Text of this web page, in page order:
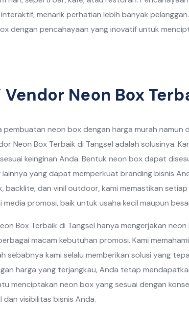
menarik perhatian lebih banyak
dengan pencahayaan yang inovatif untuk
Neon Box
pembuatan neon box dengan harga murah namun
Neon Box Terbaik di Tangsel adalah solusinya.
keinginan Anda. Bentuk neon box dapat
yang dapat memperkuat branding bisnis
backlite, dan vinil outdoor, kami memastikan
promosi, baik untuk usaha kecil maupun
Box Terbaik di Tangsel hanya mengerjakan
macam kebutuhan promosi. Kami
sebabnya kami selalu memberikan solusi yang
harga yang terjangkau, Anda tetap
menciptakan neon box yang sesuai dengan
visibilitas bisnis Anda.